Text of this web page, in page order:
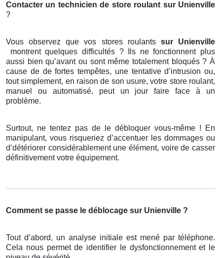
Contacter un technicien de store roulant sur Unienville
?
Vous observez que vos stores roulants sur Unienville
montrent quelques difficultés ? Ils ne fonctionnent plus
aussi bien qu’avant ou sont même totalement bloqués ? À
cause de de fortes tempêtes, une tentative d’intrusion ou,
tout simplement, en raison de son usure, votre store roulant,
manuel ou automatisé, peut un jour faire face à un
problème.
Surtout, ne tentez pas de le débloquer vous-même ! En
manipulant, vous risqueriez d’accentuer les dommages ou
d’détériorer considérablement une élément, voire de casser
définitivement votre équipement.
Comment se passe le déblocage sur Unienville ?
Tout d’abord, un analyse initiale est mené par téléphone.
Cela nous permet de identifier le dysfonctionnement et le